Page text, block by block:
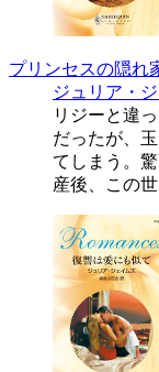
プリンセスの隠れ
ジュリア・
リジーと違
だったが、
てしまう。
産後、この